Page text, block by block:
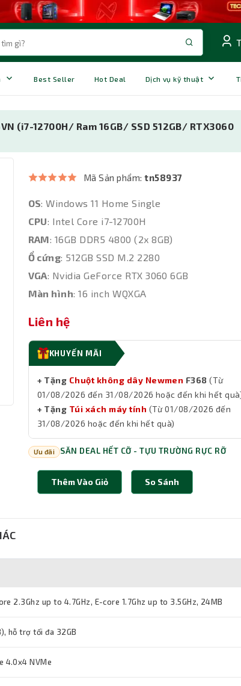
Best Seller Hot Deal Dịch vụ kỹ thuật
(i7-12700H/ Ram 16GB/ SSD 512GB/ RTX3060
Mã Sản phẩm:tn58937
OS: Windows 11 Home Single
CPU: Intel Core i7-12700H
RAM: 16GB DDR5 4800 (2x 8GB)
Ổ cứng: 512GB SSD M.2 2280
VGA: Nvidia GeForce RTX 3060 6GB
Màn hình: 16 inch WQXGA
Liên hệ
KHUYẾN MÃI
+ Tặng Chuột không dây Newmen F368 (Từ
01/08/2026 đến 31/08/2026 hoặc đến khi hết
+ Tặng Túi xách máy tính (Từ 01/08/2026 đến
31/08/2026 hoặc đến khi hết quà)
Ưu đãi SĂN DEAL HẾT CỠ - TỰU TRƯỜNG RỰC RỠ
Thêm Vào Giỏ So Sánh
2.3Ghz up to 4.7GHz, E-core 1.7Ghz up to 3.5GHz, 24MB
hỗ trợ tối đa 32GB
4.0x4 NVMe